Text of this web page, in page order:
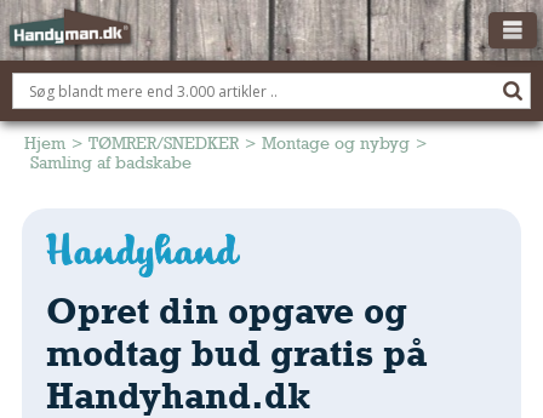
OM HANDYMAN.DK
FÅ 3 TILBUD
ANNONCERING
TØMRER/SNEDKER
Montage Og Nybyg
Reparation Og Vedligehold
Alt Om Køkkenet
Om Materialer
Hjem > TØMRER/SNEDKER > Montage og nybyg >
Samling af badskabe
Opret din opgave og
modtag bud gratis på
Handyhand.dk